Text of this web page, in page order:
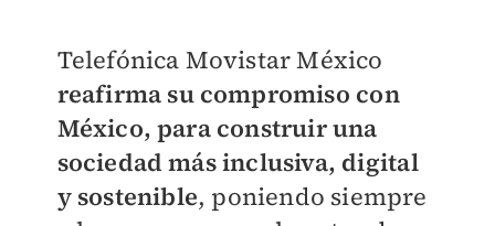
Telefónica Movistar México
reafirma su compromiso con
México, para construir una
sociedad más inclusiva, digital
y sostenible, poniendo siempre